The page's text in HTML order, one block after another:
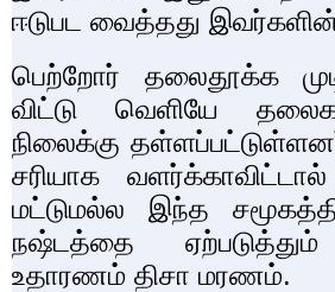
ஈடுபட வைத்தது
பெற்றோர் தலைதூக்க
விட்டு வெளியே
நிலைக்கு
சரியாக வளர்க்காவிட்டால்
மட்டுமல்ல இந்த
நஷ்டத்தை
உதாரணம் திசா மரணம்.